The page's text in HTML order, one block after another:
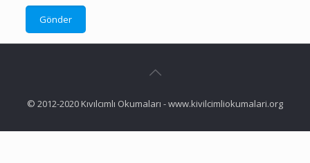
© 2012-2020 Kıvılcımlı Okumaları - www.kivilcimliokumalari.org